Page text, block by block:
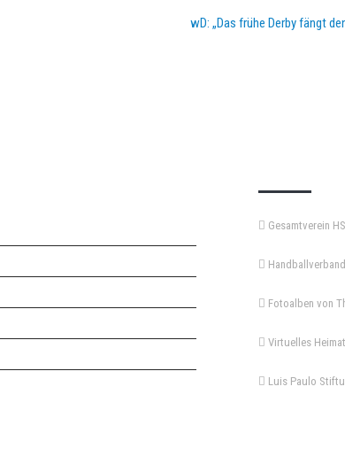
wD: „Das frühe Derby fängt
Gesamtverein
Fotoalben von
Virtuelles
Luis Paulo